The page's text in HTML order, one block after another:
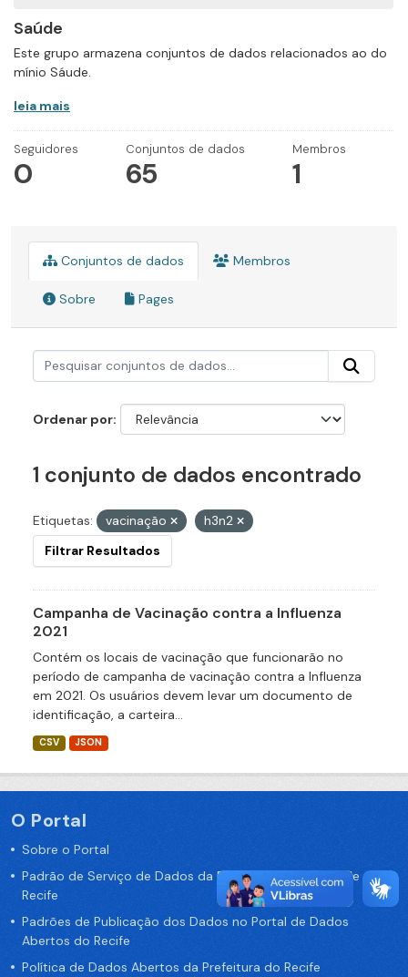
Saúde
Este grupo armazena conjuntos de dados relacionados ao do
mínio Sáude.
leia mais
Seguidores
0
Conjuntos de dados
65
Membros
1
Conjuntos de dados Membros
Sobre Pages
Ordenar por
1 conjunto de dados encontrado
Etiquetas: vacinação
h3n2
Filtrar Resultados
Campanha de Vacinação contra a Influenza
2021
Contém os locais de vacinação que funcionarão no
período de campanha de vacinação contra a Influenza
em 2021. Os usuários devem levar um documento de
identificação, a carteira...
CSV JSON
O Portal
Sobre o Portal
Padrão de Serviço de Dados da Prefeitura da Cidade de
Recife
Padrões de Publicação dos Dados no Portal de Dados
Abertos do Recife
Política de Dados Abertos da Prefeitura do Recife